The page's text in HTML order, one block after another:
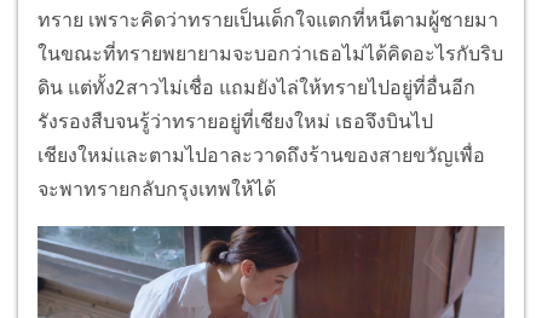
ทราย เพราะคิดว่าทรายเป็นเด็กใจแตกที่หนีตามผู้ชายมา
ในขณะที่ทรายพยายามจะบอกว่าเธอไม่ได้คิดอะไรกับริบ
ดิน แต่ทั้ง2สาวไม่เชื่อ แถมยังไล่ให้ทรายไปอยู่ที่อื่นอีก
รังรองสืบจนรู้ว่าทรายอยู่ที่เชียงใหม่ เธอจึงบินไป
เชียงใหม่และตามไปอาละวาดถึงร้านของสายขวัญเพื่อ
จะพาทรายกลับกรุงเทพให้ได้